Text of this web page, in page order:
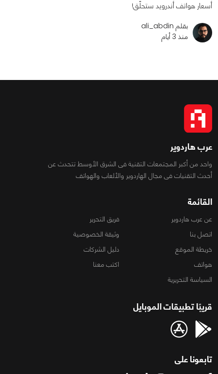
أسعار هواتف أندرويد ستحلّق!
بقلم ali_abdin
منذ 3 أيام
عرب هاردوير
واحد من أكبر المجتمعات التقنية فى الشرق الأوسط تتحدث عن
أحدث التقنيات فى مجال الهاردوير والألعاب والهواتف
القائمة
عن عرب هاردوير
فريق التحرير
اتصل بنا
وثيقة الخصوصية
خريطة الموقع
دليل الشركات
هواتف
اكتب معنا
السياسة التحريرية
قريبًا تطبيقات الموبايل
تابعونا على